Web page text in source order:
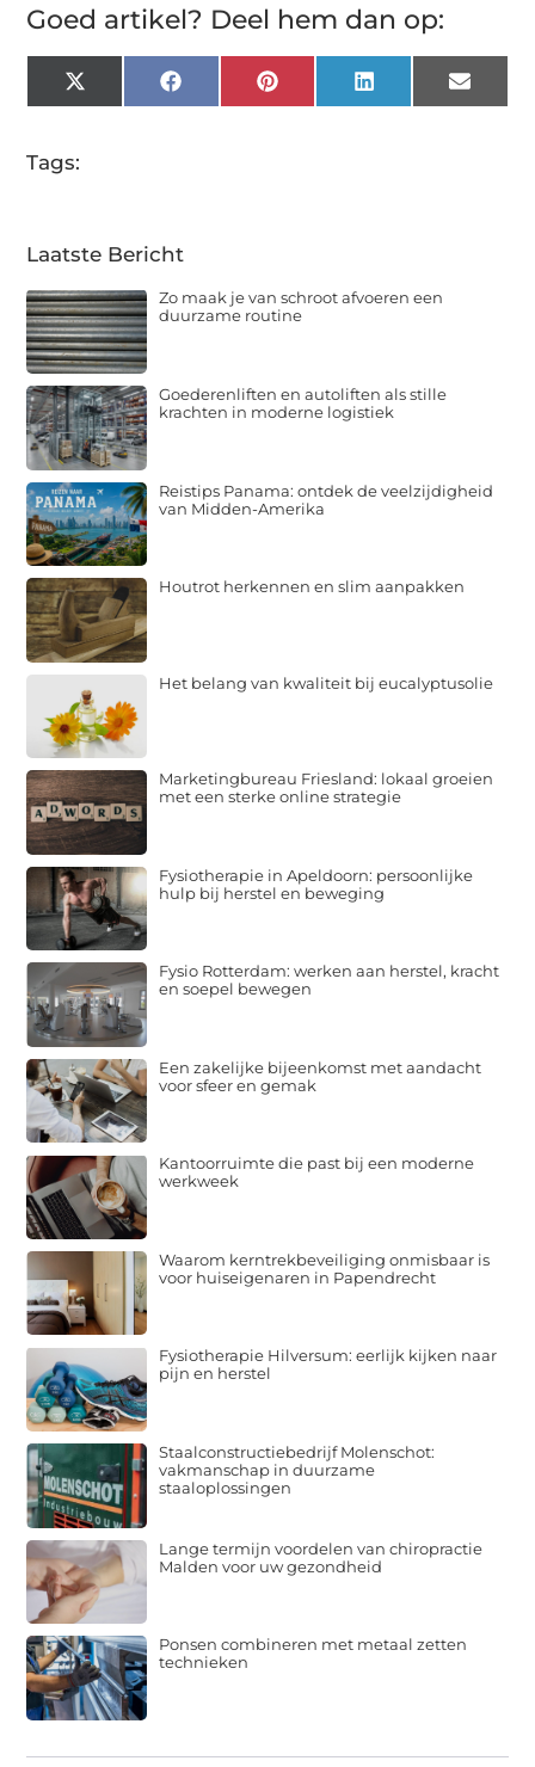
Goed artikel? Deel hem dan op:
X
(Twitter)
FacebookPinterestLinkedInEmail
Tags:
Laatste Bericht
Zo maak je van schroot afvoeren een
duurzame routine
Goederenliften en autoliften als stille
krachten in moderne logistiek
Reistips Panama: ontdek de veelzijdigheid
van Midden-Amerika
Houtrot herkennen en slim aanpakken
Het belang van kwaliteit bij eucalyptusolie
Marketingbureau Friesland: lokaal groeien
met een sterke online strategie
Fysiotherapie in Apeldoorn: persoonlijke
hulp bij herstel en beweging
Fysio Rotterdam: werken aan herstel, kracht
en soepel bewegen
Een zakelijke bijeenkomst met aandacht
voor sfeer en gemak
Kantoorruimte die past bij een moderne
werkweek
Waarom kerntrekbeveiliging onmisbaar is
voor huiseigenaren in Papendrecht
Fysiotherapie Hilversum: eerlijk kijken naar
pijn en herstel
Staalconstructiebedrijf Molenschot:
vakmanschap in duurzame
staaloplossingen
Lange termijn voordelen van chiropractie
Malden voor uw gezondheid
Ponsen combineren met metaal zetten
technieken